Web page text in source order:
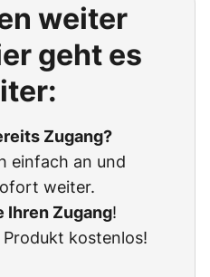
weiter
geht es
Zugang?
einfach an und
weiter.
Ihren Zugang!
Produkt kostenlos!